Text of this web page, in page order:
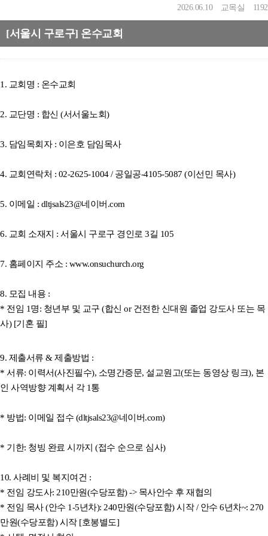
2026.06.10 교목실 1192
[서울시 구로구] 온수교회
1. 교회명 : 온수교회
2. 교단명 : 합신 (서서울노회)
3. 담임목회자 : 이은호 담임목사
4. 교회연락처 : 02-2625-1004 / 공일공-4105-5087 (이선민 목사)
5. 이메일 : dltjsals23@네이버.com
6. 교회 소재지 : 서울시 구로구 경인로 3길 105
7. 홈페이지 주소 : www.onsuchurch.org
8. 모집 내용 :
* 전임 1명: 청년부 및 교구 (합신 or 건전한 신대원 졸업 강도사 또는 목
사) [기혼 필]
9. 제출서류 & 제출방법 :
* 서류: 이력서(사진필수), 소명간증문, 설교원고(또는 동영상 링크), 본
인 사역방향 계획서 각 1통
* 방법: 이메일 접수 (dltjsals23@네이버.com)
* 기한: 청빙 완료 시까지 (접수 순으로 심사)
10. 사례비 및 복지여건 :
* 전임 강도사: 210만원(수당포함) -> 목사안수 후 재협의
* 전임 목사 (안수 1-5년차): 240만원(수당포함) 시작 / 안수 6년차~: 270
만원(수당포함) 시작 [호봉별도]